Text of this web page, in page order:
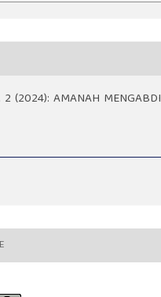
(2024): AMANAH MENGABDI